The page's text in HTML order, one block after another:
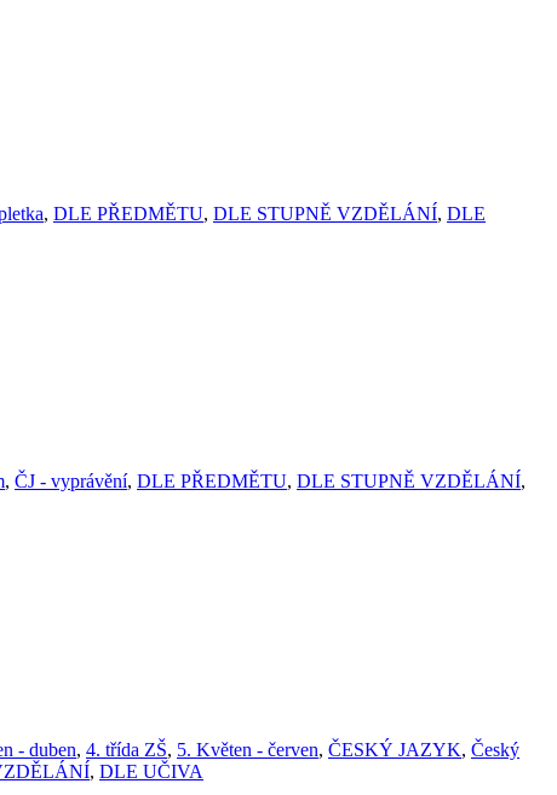
, DLE PŘEDMĚTU, DLE STUPNĚ VZDĚLÁNÍ, DLE
, ČJ - vyprávění, DLE PŘEDMĚTU, DLE STUPNĚ VZDĚLÁNÍ,
- duben, 4. třída ZŠ, 5. Květen - červen, ČESKÝ JAZYK, Český
, DLE UČIVA